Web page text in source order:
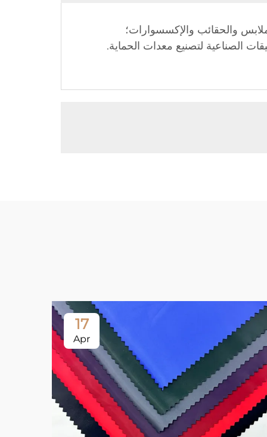
والحقائب والإكسسوارات؛
الصناعية لتصنيع معدات الحماية.
17
Apr